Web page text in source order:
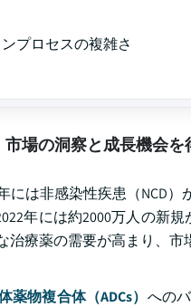
プロセスの複雑さ
市場の洞察と成長機会を
には非感染性疾患（NCD
年には約2000万人の新
療薬の需要が高まり、市
薬物複合体（ADCs） への